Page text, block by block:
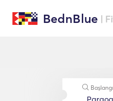
BednBlue |